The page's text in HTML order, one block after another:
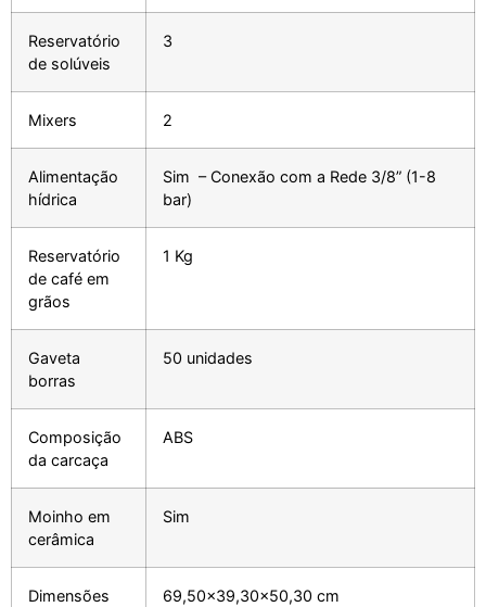
Reservatório
de solúveis
3
Mixers 2
Alimentação
hídrica
Sim – Conexão com a Rede 3/8” (1-8
bar)
Reservatório
de café em
grãos
1 Kg
Gaveta
borras
50 unidades
Composição
da carcaça
ABS
Moinho em
cerâmica
Sim
Dimensões
69,50×39,30×50,30 cm